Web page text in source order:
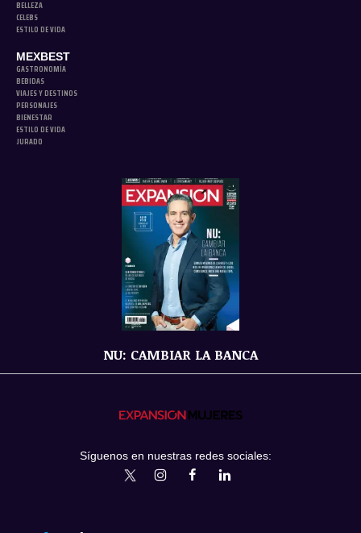
BELLEZA
CELEBS
ESTILO DE VIDA
MEXBEST
GASTRONOMÍA
BEBIDAS
VIAJES Y DESTINOS
PERSONAJES
BIENESTAR
ESTILO DE VIDA
JURADO
NU: CAMBIAR LA BANCA
Síguenos en nuestras redes sociales:
expansionmxExpansionMex